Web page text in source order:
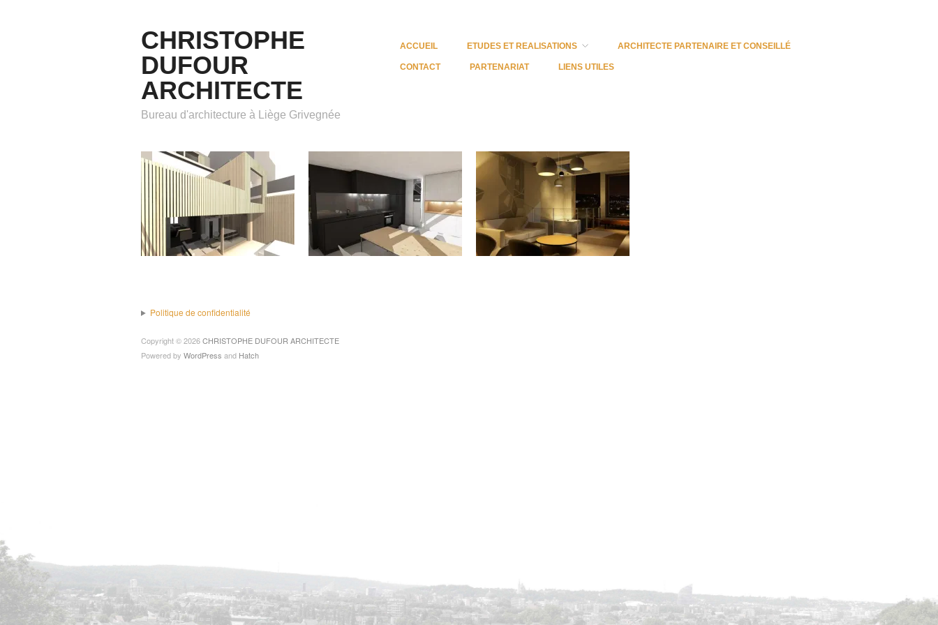
CHRISTOPHE
DUFOUR
ARCHITECTE
Bureau d'architecture à Liège Grivegnée
ACCUEIL ETUDES ET REALISATIONS ARCHITECTE PARTENAIRE ET CONSEILLÉ
CONTACT PARTENARIAT LIENS UTILES
Politique de confidentialité
Copyright © 2026CHRISTOPHE DUFOUR ARCHITECTE
Powered by WordPress and Hatch